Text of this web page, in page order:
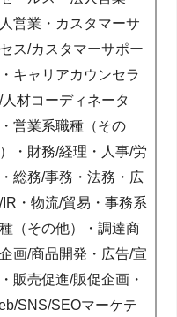
営業・カスタマーサ
ス/カスタマーサポー
・キャリアカウンセラ
人材コーディネータ
営業系職種（その
・財務/経理・人事/労
総務/事務・法務・広
IR・物流/貿易・事務系
（その他）・調達商
画/商品開発・広告/宣
販売促進/販促企画・
SNS/SEOマーケテ